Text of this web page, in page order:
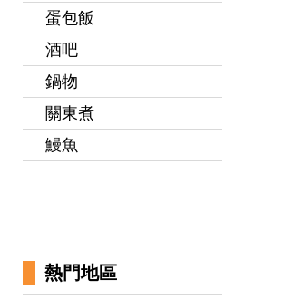
蛋包飯
酒吧
鍋物
關東煮
鰻魚
熱門地區